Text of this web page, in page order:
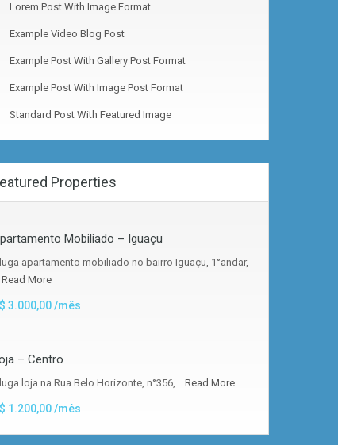
Lorem Post With Image Format
Example Video Blog Post
Example Post With Gallery Post Format
Example Post With Image Post Format
Standard Post With Featured Image
Properties
Mobiliado – Iguaçu
apartamento mobiliado no bairro Iguaçu, 1°andar,
Read More
3.000,00 /mês
– Centro
loja na Rua Belo Horizonte, n°356,… Read More
1.200,00 /mês